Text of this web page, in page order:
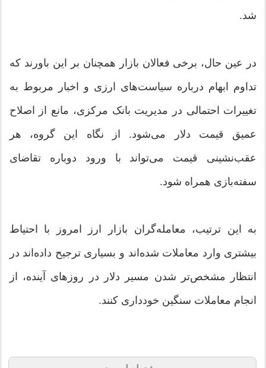
شد.
در عین حال، برخی فعالان بازار همچنان بر این باورند که
تداوم ابهام درباره سیاست‌های ارزی و اخبار مربوط به
تغییرات احتمالی در مدیریت بانک مرکزی، مانع از اصلاح
عمیق قیمت دلار می‌شود. از نگاه این گروه، هر
عقب‌نشینی قیمت می‌تواند با ورود دوباره تقاضای
سفته‌بازی همراه شود.
به این ترتیب، معامله‌گران بازار ارز امروز با احتیاط
بیشتری وارد معاملات شده‌اند و بسیاری ترجیح داده‌اند در
انتظار مشخص‌تر شدن مسیر دلار در روزهای آینده، از
انجام معاملات سنگین خودداری کنند.